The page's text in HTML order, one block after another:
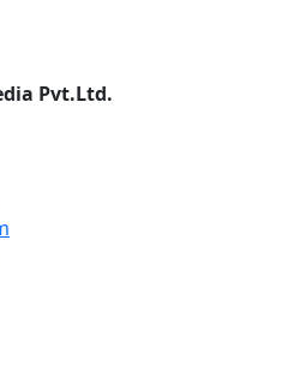
Pvt.Ltd.